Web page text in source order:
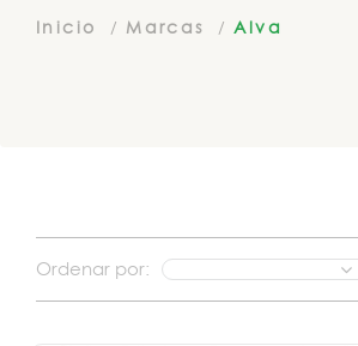
Inicio Marcas Alva
Ordenar por: